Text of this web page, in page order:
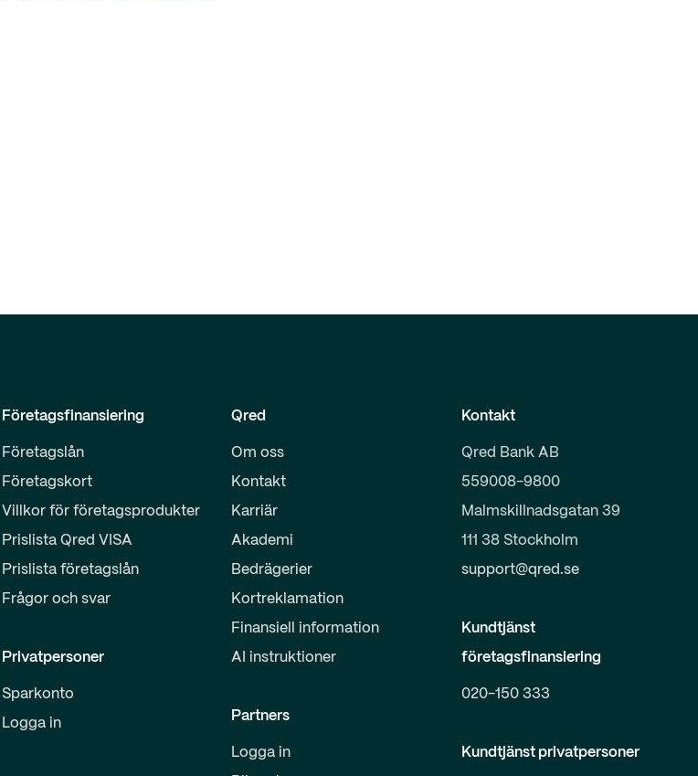
Företagsfinansiering
Företagslån
Företagskort
Villkor för företagsprodukter
Prislista Qred VISA
Prislista företagslån
Frågor och svar
Privatpersoner
Sparkonto
Logga in
Qred
Om oss
Kontakt
Karriär
Akademi
Bedrägerier
Kortreklamation
Finansiell information
AI instruktioner
Partners
Logga in
Kontakt
Qred Bank AB
559008-9800
Malmskillnadsgatan 39
111 38 Stockholm
support@qred.se
Kundtjänst
företagsfinansiering
020-150 333
Kundtjänst privatpersoner